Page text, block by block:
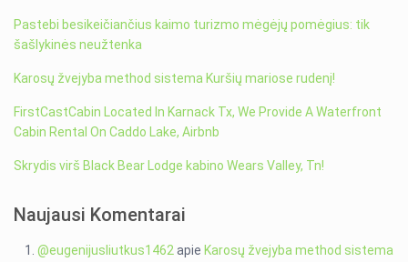
Pastebi besikeičiančius kaimo turizmo mėgėjų pomėgius: tik
šašlykinės neužtenka
Karosų žvejyba method sistema Kuršių mariose rudenį!
FirstCastCabin Located In Karnack Tx, We Provide A Waterfront
Cabin Rental On Caddo Lake, Airbnb
Skrydis virš Black Bear Lodge kabino Wears Valley, Tn!
Naujausi Komentarai
@eugenijusliutkus1462 apie Karosų žvejyba method sistema